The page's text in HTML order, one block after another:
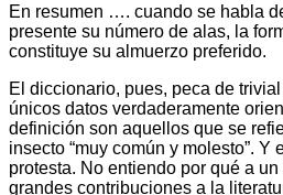
En resumen …. cuando se habla
presente su número de alas, la
constituye su almuerzo preferido.
El diccionario, pues, peca de
únicos datos verdaderamente
definición son aquellos que se
insecto “muy común y molesto”. Y
protesta. No entiendo por qué a
grandes contribuciones a la